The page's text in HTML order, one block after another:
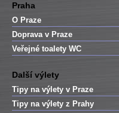
Praha
O Praze
Doprava v Praze
Veřejné toalety WC
Další výlety
Tipy na výlety v Praze
Tipy na výlety z Prahy